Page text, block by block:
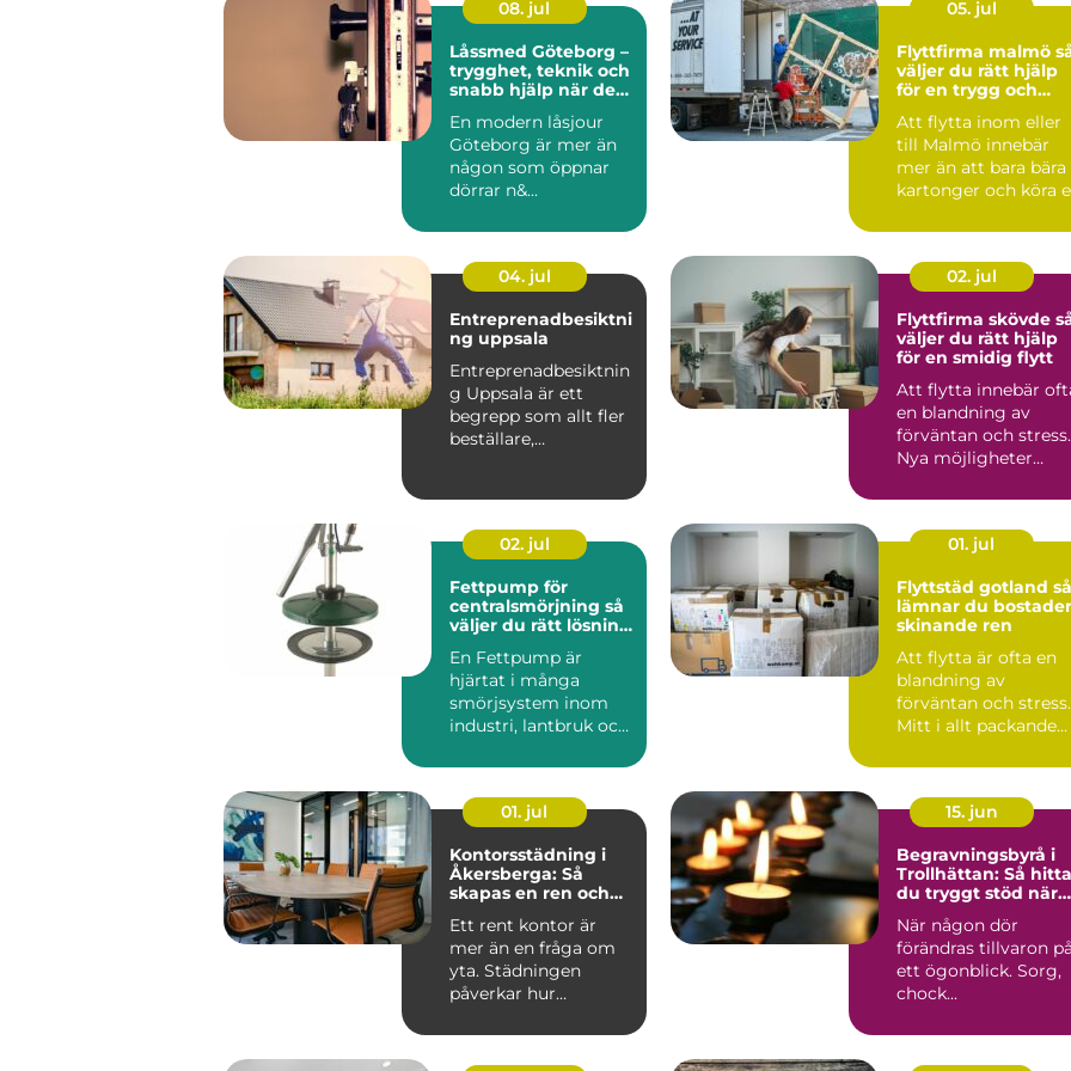
08. jul
Låssmed Göteborg –
trygghet, teknik och
snabb hjälp när det
En modern låsjour
Göteborg är mer än
någon som öppnar
dörrar n&...
05. jul
Flyttfirma malmö så
väljer du rätt hjälp
för en trygg och
Att flytta inom eller
till Malmö innebär
mer än att bara bära
kartonger och köra
04. jul
Entreprenadbesiktni
ng uppsala
Entreprenadbesiktnin
g Uppsala är ett
begrepp som allt fler
beställare,
02. jul
Flyttfirma skövde så
väljer du rätt hjälp
för en smidig flytt
Att flytta innebär
en blandning av
förväntan och stress.
Nya möjligheter
samtidigt ...
02. jul
Fettpump för
centralsmörjning så
väljer du rätt lösning
En Fettpump är
hjärtat i många
smörjsystem inom
industri, lantbruk och
maskiner går...
01. jul
Flyttstäd gotland så
lämnar du
skinande ren
Att flytta är ofta en
blandning av
förväntan och stress.
Mitt i allt packande
som ...
01. jul
Kontorsstädning i
Åkersberga: Så
skapas en ren och
Ett rent kontor är
mer än en fråga om
yta. Städningen
påverkar hur
15. jun
Begravningsbyrå i
Trollhättan: Så
du tryggt stöd när
När någon dör
förändras tillvaron
ett ögonblick. Sorg,
chock...